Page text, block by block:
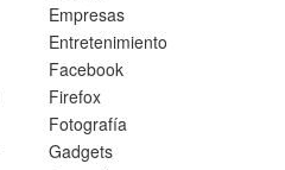
Empresas
Entretenimiento
Facebook
Firefox
Fotografía
Gadgets